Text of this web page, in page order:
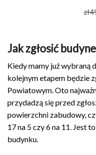
zł
Jak zgłosić
Kiedy mamy już wybraną
kolejnym etapem będzie
Powiatowym. Oto
przydadzą się przed
powierzchni zabudowy,
17 na 5 czy 6 na 11. Jest
budynku.